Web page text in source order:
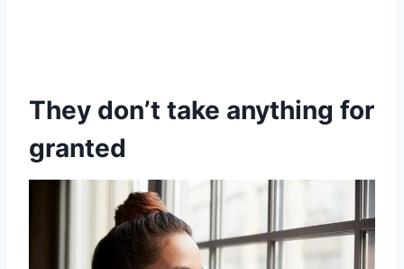
They don’t take anything for
granted